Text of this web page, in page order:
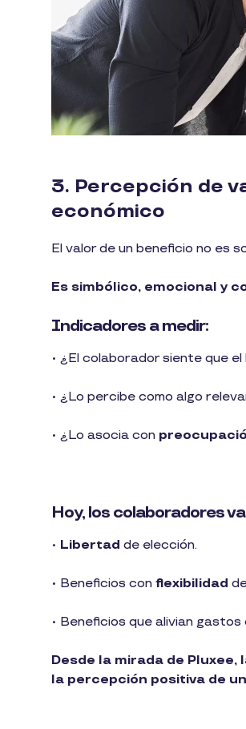
3. Percepción de
económico
El valor de un beneficio no es
Es simbólico, emocional y
Indicadores a medir:
• ¿El colaborador siente que
• ¿Lo percibe como algo
• ¿Lo asocia con
Hoy, los colaboradores
• Libertad de elección.
• Beneficios con flexibilidad
• Beneficios que alivian
Desde la mirada de
la percepción positiva de